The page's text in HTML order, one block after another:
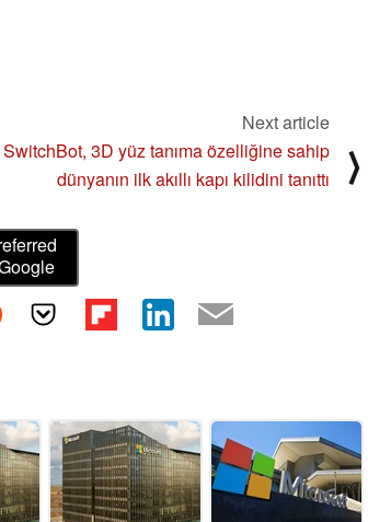
Next article
SwitchBot, 3D yüz tanıma özelliğine sahip
dünyanın ilk akıllı kapı kilidini tanıttı
⟩